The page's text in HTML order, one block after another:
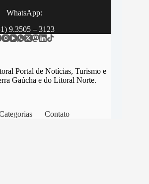
WhatsApp:
9.3505 – 3123
Portal de Notícias, Turismo e
Gaúcha e do Litoral Norte.
Contato